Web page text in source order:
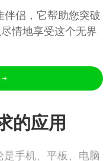
侣，它帮助您突破
情地享受这个无界
的应用
手机、平板、电脑